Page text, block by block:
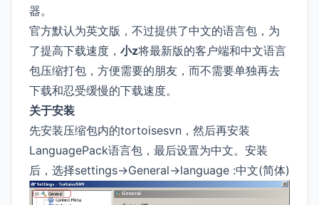
器。
官方默认为英文版，不过提供了中文的语言包，为
了提高下载速度， 小z将最新版的客户端和中文语言
包压缩打包，方便需要的朋友，而不需要单独再去
下载和忍受缓慢的下载速度。
关于安装
先安装压缩包内的tortoisesvn，然后再安装
LanguagePack语言包，最后设置为中文。安装
后，选择settings->General->language :中文(简体)